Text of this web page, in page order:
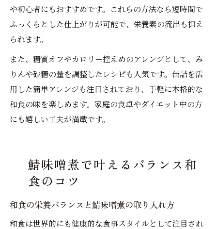
や初心者にもおすすめです。これらの方法なら短時間で
ふっくらとした仕上がりが可能で、栄養素の流出も抑え
られます。
また、糖質オフやカロリー控えめのアレンジとして、み
りんや砂糖の量を調整したレシピも人気です。缶詰を活
用した簡単アレンジも注目されており、手軽に本格的な
和食の味を楽しめます。家庭の食卓やダイエット中の方
にも嬉しい工夫が満載です。
鯖味噌煮で叶えるバランス和
食のコツ
和食の栄養バランスと鯖味噌煮の取り入れ方
和食は世界的にも健康的な食事スタイルとして注目され